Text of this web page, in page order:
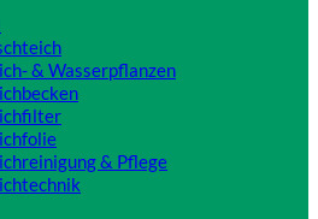
& Wasserpflanzen
& Pflege